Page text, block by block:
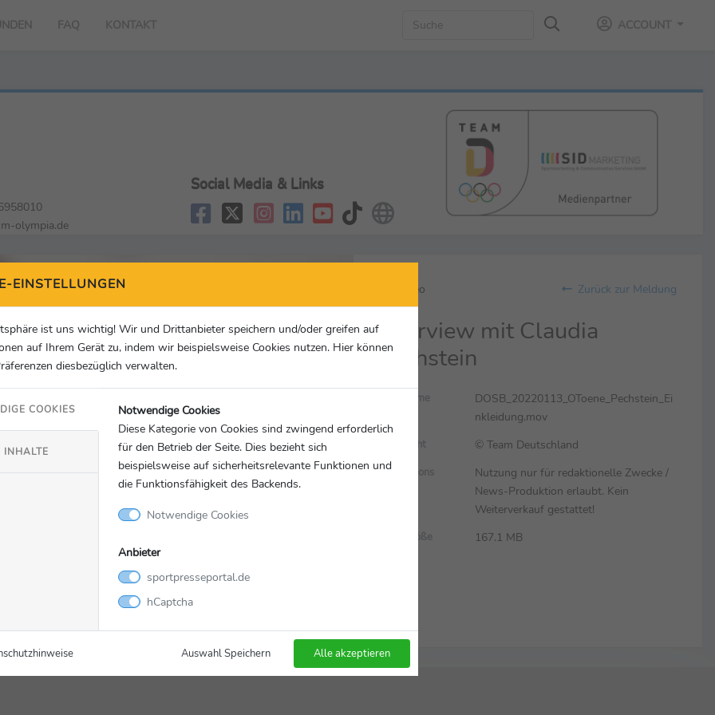
FAQ KONTAKT ACCOUNT
olympia.de
Social Media & Links
von YouTube geladen.
YouTube zu interagieren oder diese
wir Ihre Zustimmung.
Video Zurück zur Meldung
Interview mit Claudia
Pechstein
Dateiname
DOSB_20220113_OToene_Pechstein_Ei
nkleidung.mov
Copyright © Team Deutschland
Restrictions
Nutzung nur für redaktionelle Zwecke /
News-Produktion erlaubt. Kein
Weiterverkauf gestattet!
Dateigröße 167.1 MB
EINSTELLUNGEN
ist uns wichtig! Wir und Drittanbieter speichern und/oder greifen auf
auf Ihrem Gerät zu, indem wir beispielsweise Cookies nutzen. Hier können
diesbezüglich verwalten.
COOKIES
INHALTE
Notwendige Cookies
Diese Kategorie von Cookies sind zwingend erforderlich
für den Betrieb der Seite. Dies bezieht sich
beispielsweise auf sicherheitsrelevante Funktionen und
die Funktionsfähigkeit des Backends.
Notwendige Cookies
Anbieter
sportpresseportal.de
hCaptcha
Auswahl Speichern Alle akzeptieren